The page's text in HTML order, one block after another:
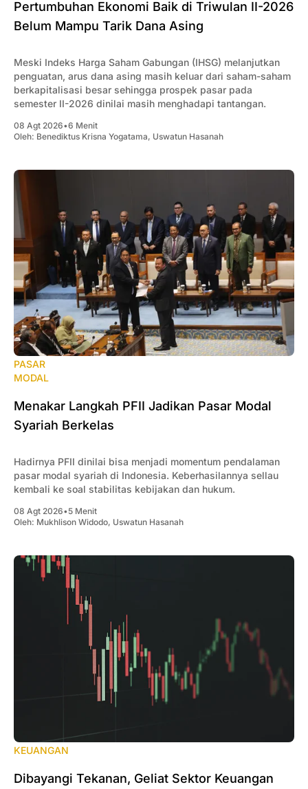
‎Pertumbuhan Ekonomi Baik di Triwulan II-2026
Belum Mampu Tarik Dana Asing
Meski Indeks Harga Saham Gabungan (IHSG) melanjutkan
penguatan, arus dana asing masih keluar dari saham-saham
berkapitalisasi besar sehingga prospek pasar pada
semester II-2026 dinilai masih menghadapi tantangan.
08 Agt 2026•6 Menit
Oleh: Benediktus Krisna Yogatama, Uswatun Hasanah
PASAR
MODAL
Menakar Langkah PFII Jadikan Pasar Modal
Syariah Berkelas
Hadirnya PFII dinilai bisa menjadi momentum pendalaman
pasar modal syariah di Indonesia. Keberhasilannya sellau
kembali ke soal stabilitas kebijakan dan hukum.
08 Agt 2026•5 Menit
Oleh: Mukhlison Widodo, Uswatun Hasanah
KEUANGAN
Dibayangi Tekanan, Geliat Sektor Keuangan